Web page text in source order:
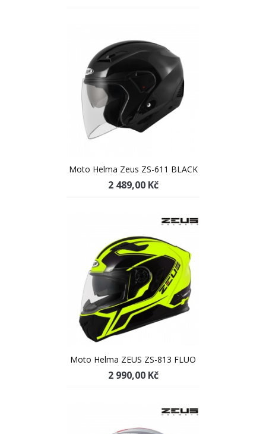
Moto Helma Zeus ZS-611 BLACK
2 489,00 Kč
Moto Helma ZEUS ZS-813 FLUO
2 990,00 Kč